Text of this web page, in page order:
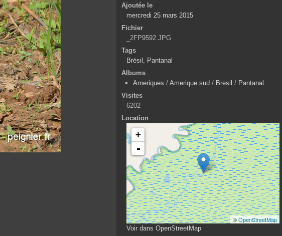
Ajoutée le
mercredi 25 mars 2015
Fichier
_2FP9592.JPG
Tags
Brésil
Pantanal
Albums
Ameriques / Amerique sud / Bresil / Pantanal
Visites
6202
Location
+
-
©OpenStreetMap
Voir dans OpenStreetMap